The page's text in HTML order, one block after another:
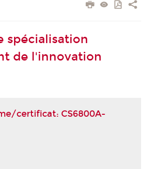
spécialisation
de l'innovation
certificat: CS6800A-